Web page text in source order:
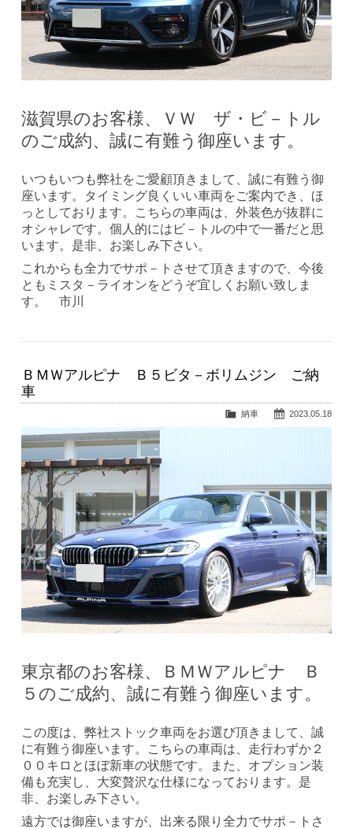
滋賀県のお客様、ＶＷ ザ・ビ－トル
のご成約、誠に有難う御座います。
いつもいつも弊社をご愛顧頂きまして、誠に有難う御
座います。タイミング良くいい車両をご案内でき、ほ
っとしております。こちらの車両は、外装色が抜群に
オシャレです。個人的にはビ－トルの中で一番だと思
います。是非、お楽しみ下さい。
これからも全力でサポ－トさせて頂きますので、今後
ともミスタ－ライオンをどうぞ宜しくお願い致しま
す。 市川
ＢＭＷアルピナ Ｂ５ビタ－ボリムジン ご納
車
2023.05.18
納車
東京都のお客様、ＢＭＷアルピナ Ｂ
５のご成約、誠に有難う御座います。
この度は、弊社ストック車両をお選び頂きまして、誠
に有難う御座います。こちらの車両は、走行わずか２
００キロとほぼ新車の状態です。また、オプション装
備も充実し、大変贅沢な仕様になっております。是
非、お楽しみ下さい。
遠方では御座いますが、出来る限り全力でサポ－トさ